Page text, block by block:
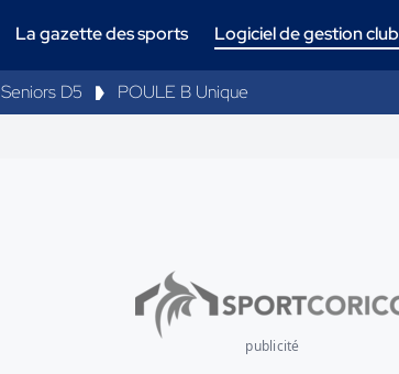
La gazette des sports Logiciel de gestion club
Seniors D5 POULE B Unique
publicité